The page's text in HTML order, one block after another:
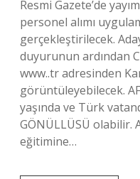
Resmi Gazete’de
personel alımı
gerçekleştirilecek.
duyurunun ardından
www..tr adresinden
görüntüleyebilecek.
yaşında ve Türk
GÖNÜLLÜSÜ olabilir.
eğitimine…